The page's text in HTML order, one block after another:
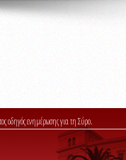
οδηγός ενημέρωσης για τη Σύρο.